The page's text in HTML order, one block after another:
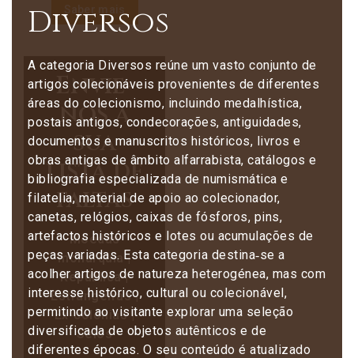
Envie-
nos a
sua
lista de
faltas
Moedas
monarquia |
República |
Estrangeiras |
Ex-colónias |
Selos
Diversos
A categoria Diversos reúne um vasto conjunto de
artigos colecionáveis provenientes de diferentes
áreas do colecionismo, incluindo medalhística,
postais antigos, condecorações, antiguidades,
documentos e manuscritos históricos, livros e
obras antigas de âmbito alfarrabista, catálogos e
bibliografia especializada de numismática e
filatelia, material de apoio ao colecionador,
canetas, relógios, caixas de fósforos, pins,
artefactos históricos e lotes ou acumulações de
peças variadas. Esta categoria destina‑se a
acolher artigos de natureza heterogénea, mas com
interesse histórico, cultural ou colecionável,
permitindo ao visitante explorar uma seleção
diversificada de objetos autênticos e de
diferentes épocas. O seu conteúdo é atualizado